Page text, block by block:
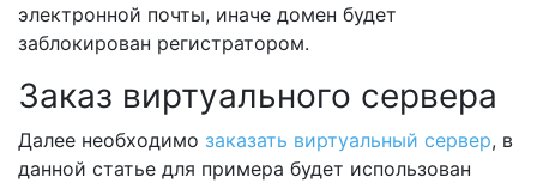
электронной почты, иначе домен будет
заблокирован регистратором.
Заказ виртуального сервера
Далее необходимо заказать виртуальный сервер, в
данной статье для примера будет использован